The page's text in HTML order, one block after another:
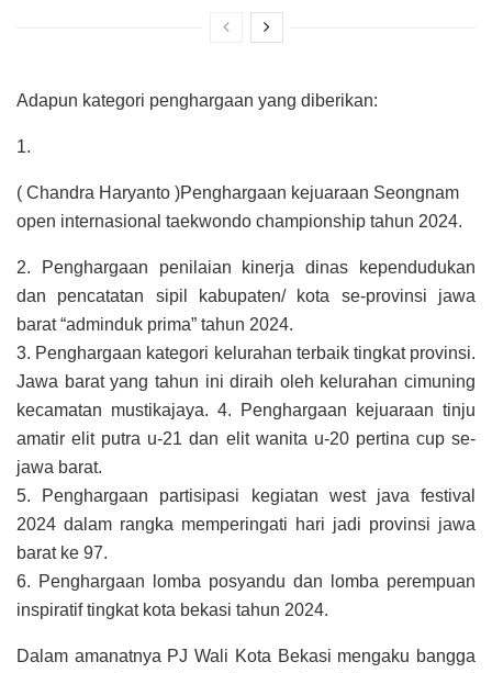
Adapun kategori penghargaan yang diberikan:
1.
( Chandra Haryanto )Penghargaan kejuaraan Seongnam
open internasional taekwondo championship tahun 2024.
2. Penghargaan penilaian kinerja dinas kependudukan
dan pencatatan sipil kabupaten/ kota se-provinsi jawa
barat “adminduk prima” tahun 2024.
3. Penghargaan kategori kelurahan terbaik tingkat provinsi.
Jawa barat yang tahun ini diraih oleh kelurahan cimuning
kecamatan mustikajaya. 4. Penghargaan kejuaraan tinju
amatir elit putra u-21 dan elit wanita u-20 pertina cup se-
jawa barat.
5. Penghargaan partisipasi kegiatan west java festival
2024 dalam rangka memperingati hari jadi provinsi jawa
barat ke 97.
6. Penghargaan lomba posyandu dan lomba perempuan
inspiratif tingkat kota bekasi tahun 2024.
Dalam amanatnya PJ Wali Kota Bekasi mengaku bangga